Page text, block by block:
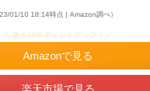
01/10 18:14時点 | Amazon調べ）
＼最大10％ポイントアップ！／
Amazonで見る